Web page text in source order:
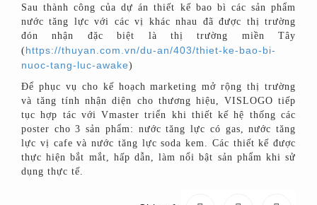
Sau thành công của dự án thiết kế bao bì các sản phẩm
nước tăng lực với các vị khác nhau đã được thị trường
đón nhận đặc biệt là thị trường miền Tây
(https://thuyan.com.vn/du-an/403/thiet-ke-bao-bi-
nuoc-tang-luc-awake)
Để phục vụ cho kế hoạch marketing mở rộng thị trường
và tăng tính nhận diện cho thương hiệu, VISLOGO tiếp
tục hợp tác với Vmaster triển khi thiết kế hệ thống các
poster cho 3 sản phẩm: nước tăng lực có gas, nước tăng
lực vị cafe và nước tăng lực soda kem. Các thiết kế được
thực hiện bắt mắt, hấp dẫn, làm nổi bật sản phẩm khi sử
dụng thực tế.